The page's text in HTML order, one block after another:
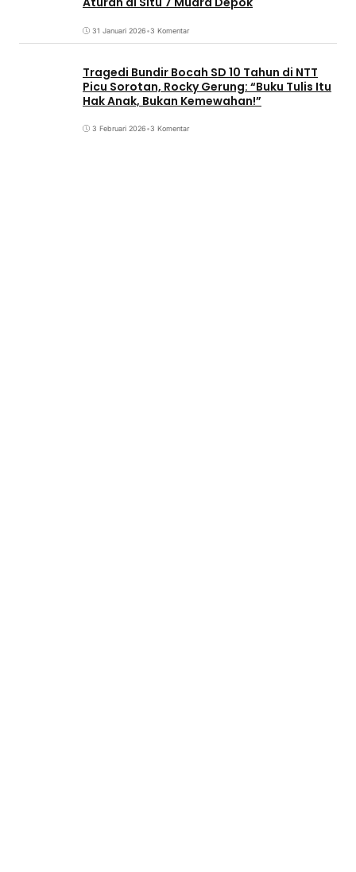
31 Januari 2026•3 Komentar
Tragedi Bundir Bocah SD 10 Tahun di NTT
Picu Sorotan, Rocky Gerung: “Buku Tulis Itu
Hak Anak, Bukan Kemewahan!”
3 Februari 2026•3 Komentar